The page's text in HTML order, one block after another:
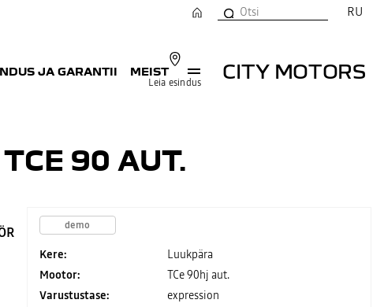
Leia esindus
CITY MOTORS
JA GARANTII MEIST
RU
90 AUT.
demo
Kere:
Luukpära
Mootor:
TCe 90hj aut.
Varustustase:
expression